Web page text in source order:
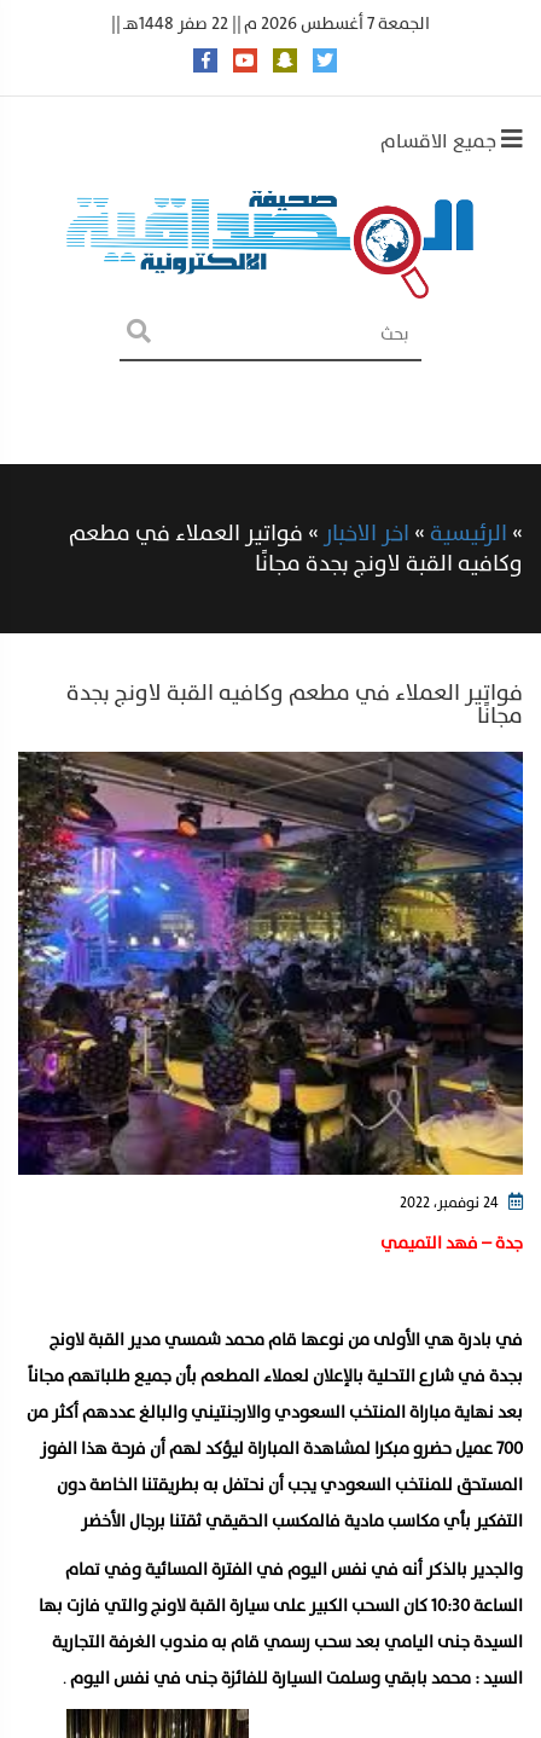
الجمعة 7 أغسطس 2026 م || 22 صفر 1448هـ ||
جميع الاقسام
»الرئيسية»اخر الاخبار »فواتير العملاء في مطعم
وكافيه القبة لاونج بجدة مجانًا
فواتير العملاء في مطعم وكافيه القبة لاونج بجدة
مجانًا
جدة – فهد التميمي
في بادرة هي الأولى من نوعها قام محمد شمسي مدير القبة لاونج
بجدة في شارع التحلية بالإعلان لعملاء المطعم بأن جميع طلباتهم مجاناً
بعد نهاية مباراة المنتخب السعودي والارجنتيني والبالغ عددهم أكثر من
700 عميل حضرو مبكرا لمشاهدة المباراة ليؤكد لهم أن فرحة هذا الفوز
المستحق للمنتخب السعودي يجب أن نحتفل به بطريقتنا الخاصة دون
التفكير بأي مكاسب مادية فالمكسب الحقيقي ثقتنا برجال الأخضر
والجدير بالذكر أنه في نفس اليوم في الفترة المسائية وفي تمام
الساعة 10:30 كان السحب الكبير على سيارة القبة لاونج والتي فازت بها
السيدة جنى اليامي بعد سحب رسمي قام به مندوب الغرفة التجارية
السيد : محمد بابقي وسلمت السيارة للفائزة جنى في نفس اليوم.